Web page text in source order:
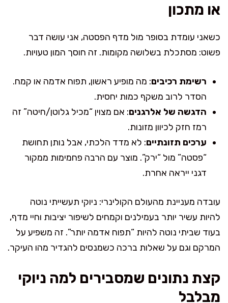
או מתכון
כשאני עומדת בסופר מול מדף הפסטה, אני עושה דבר
פשוט: מסתכלת בשלושה מקומות. זה חוסך המון טעויות.
רשימת רכיבים: מה מופיע ראשון, תפוח אדמה או קמח.
הסדר לרוב משקף כמות יחסית.
הדגשה של אלרגנים: אם מצוין “מכיל גלוטן/חיטה” זה
רמז חזק לכיוון מזונות.
ערכים תזונתיים: לא מדד הלכתי, אבל נותן תחושת
“פסטה” מול “ירק”. מוצר עם הרבה פחמימות ממקור
דגני ייראה אחרת.
עובדה מעניינת מהעולם הקולינרי: ניוקי תעשייתי נוטה
להיות עשיר יותר בעמילנים וקמחים לשיפור יציבות וחיי מדף,
בעוד שביתי נוטה להיות “תפוח אדמה יותר”. זה משפיע על
המרקם וגם על שאלות ברכה כשמנסים להגדיר מהו העיקר.
קצת נתונים שמסבירים למה ניוקי
מבלבל